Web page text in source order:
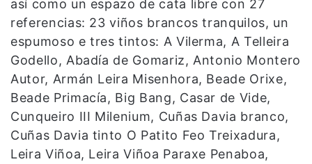
así como un espazo de cata libre con 27
referencias: 23 viños brancos tranquilos, un
espumoso e tres tintos: A Vilerma, A Telleira
Godello, Abadía de Gomariz, Antonio Montero
Autor, Armán Leira Misenhora, Beade Orixe,
Beade Primacía, Big Bang, Casar de Vide,
Cunqueiro III Milenium, Cuñas Davia branco,
Cuñas Davia tinto O Patito Feo Treixadura,
Leira Viñoa, Leira Viñoa Paraxe Penaboa,